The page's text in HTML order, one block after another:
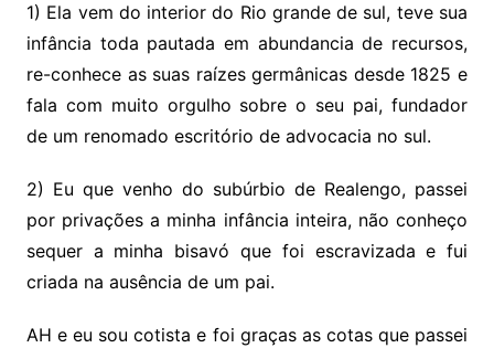
1) Ela vem do interior do Rio grande de sul, teve sua
infância toda pautada em abundancia de recursos,
re-conhece as suas raízes germânicas desde 1825 e
fala com muito orgulho sobre o seu pai, fundador
de um renomado escritório de advocacia no sul.
2) Eu que venho do subúrbio de Realengo, passei
por privações a minha infância inteira, não conheço
sequer a minha bisavó que foi escravizada e fui
criada na ausência de um pai.
AH e eu sou cotista e foi graças as cotas que passei